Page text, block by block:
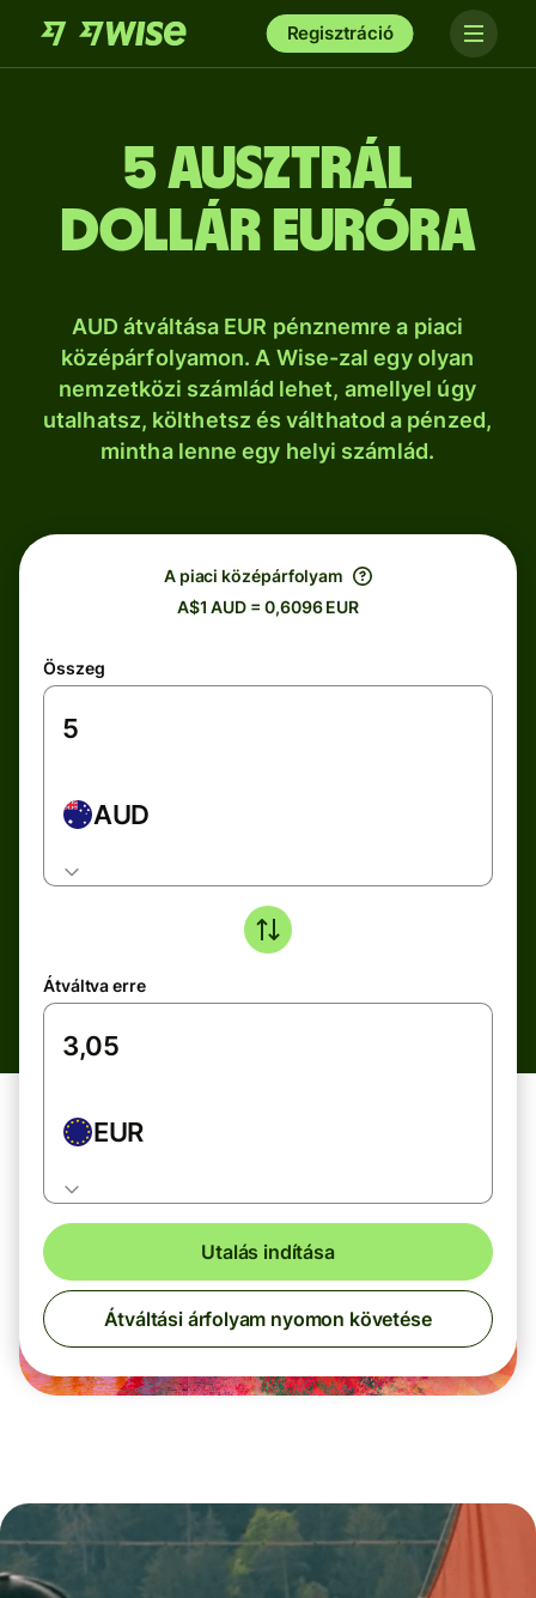
Regisztráció
5 ausztrál
dollár euróra
AUD átváltása EUR pénznemre a piaci
középárfolyamon. A Wise-zal egy olyan
nemzetközi számlád lehet, amellyel úgy
utalhatsz, költhetsz és válthatod a pénzed,
mintha lenne egy helyi számlád.
A piaci középárfolyam
A$1 AUD = 0,6096 EUR
Összeg
AUD
Átváltva erre
EUR
Utalás indítása
Átváltási árfolyam nyomon követése